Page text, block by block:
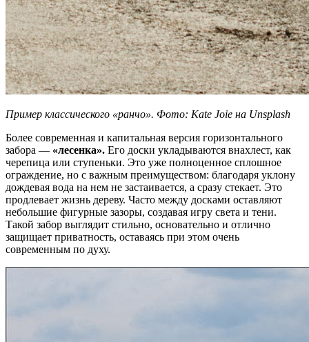
Пример классического «ранчо». Фото: Kate Joie на Unsplash
Более современная и капитальная версия горизонтального
забора — «лесенка». Его доски укладываются внахлест, как
черепица или ступеньки. Это уже полноценное сплошное
ограждение, но с важным преимуществом: благодаря уклону
дождевая вода на нем не застаивается, а сразу стекает. Это
продлевает жизнь дереву. Часто между досками оставляют
небольшие фигурные зазоры, создавая игру света и тени.
Такой забор выглядит стильно, основательно и отлично
защищает приватность, оставаясь при этом очень
современным по духу.